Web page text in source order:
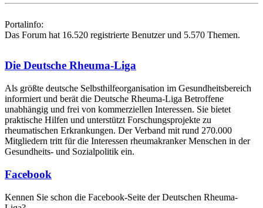
Portalinfo:
Das Forum hat 16.520 registrierte Benutzer und 5.570 Themen.
Die Deutsche Rheuma-Liga
Als größte deutsche Selbsthilfe­organisation im Gesundheitsbereich
informiert und berät die Deutsche Rheuma-Liga Betroffene
unabhängig und frei von kommerziellen Interessen. Sie bietet
praktische Hilfen und unterstützt Forschungsprojekte zu
rheumatischen Erkrankungen. Der Verband mit rund 270.000
Mitgliedern tritt für die Interessen rheumakranker Menschen in der
Gesundheits- und Sozialpolitik ein.
Facebook
Kennen Sie schon die Facebook-Seite der Deutschen Rheuma-